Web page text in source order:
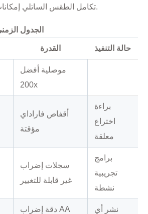
تكامل الطقس الساتلي إمكانات رصد منطقة كاملة.
الجدول
القدرة حالة التنفيذ
موصلية أفضل
200x
أقفاص فاراداي
مؤقتة
براءة
اختراع
معلقة
سجلات إضراب
غير قابلة للتغيير
برامج
تجريبية
نشطة
دقة إضراب AA نشر أي